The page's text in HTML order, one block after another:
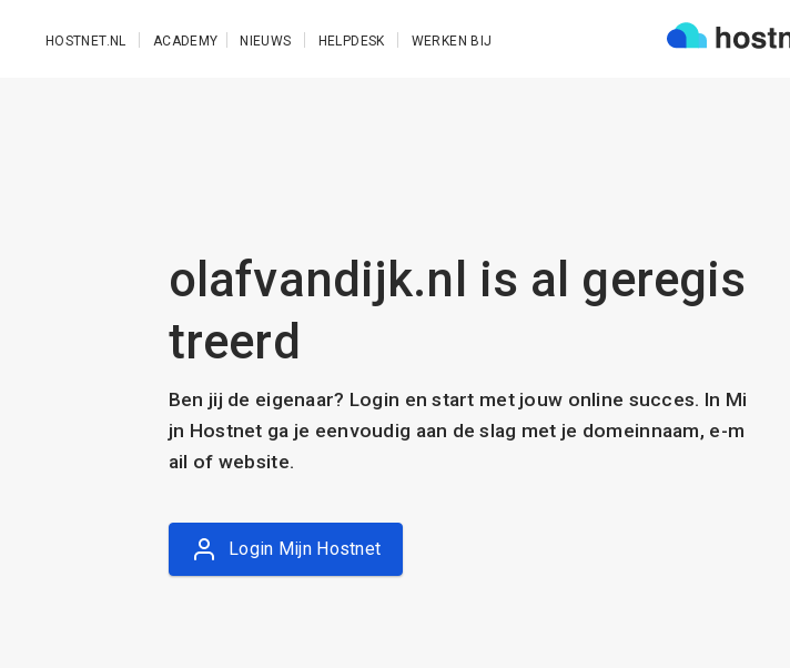
HOSTNET.NL ACADEMY NIEUWS HELPDESK WERKEN BIJ
olafvandijk.nl is al geregis
treerd
Ben jij de eigenaar? Login en start met jouw online succes. In Mi
jn Hostnet ga je eenvoudig aan de slag met je domeinnaam, e-m
ail of website.
Login Mijn Hostnet